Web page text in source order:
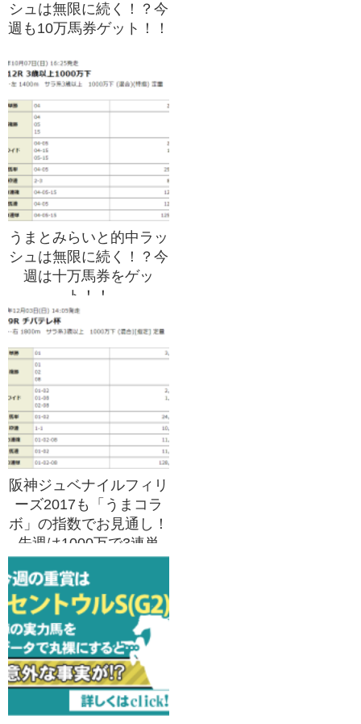
シュは無限に続く！？今
週も10万馬券ゲット！！
うまとみらいと的中ラッ
シュは無限に続く！？今
週は十万馬券をゲッ
ト！！
阪神ジュベナイルフィリ
ーズ2017も「うまコラ
ボ」の指数でお見通し！
先週は1000万で3連単
257,320円的中！